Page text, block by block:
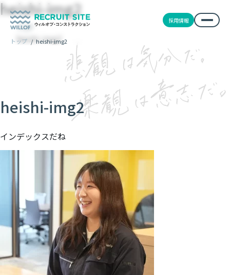
採用情報
トップ / heishi-img2
heishi-img2
TOP
heishi-img2
heishi-img2
インデックスだね